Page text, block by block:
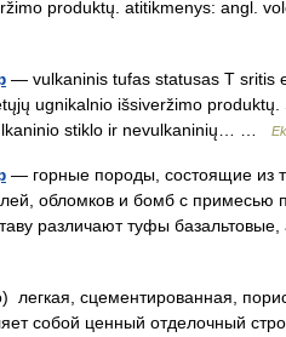
produktų. atitikmenys: angl.
— vulkaninis tufas statusas T sritis
ugnikalnio išsiveržimo
stiklo ir nevulkaninių… …
— горные породы, состоящие из
обломков и бомб с примесью
различают туфы
легкая, сцементированная,
собой ценный отделочный